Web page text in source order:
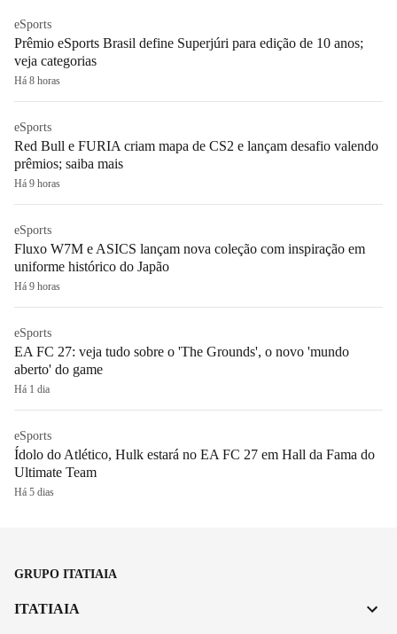
eSports
Prêmio eSports Brasil define Superjúri para edição de 10 anos;
veja categorias
Há 8 horas
eSports
Red Bull e FURIA criam mapa de CS2 e lançam desafio valendo
prêmios; saiba mais
Há 9 horas
eSports
Fluxo W7M e ASICS lançam nova coleção com inspiração em
uniforme histórico do Japão
Há 9 horas
eSports
EA FC 27: veja tudo sobre o 'The Grounds', o novo 'mundo
aberto' do game
Há 1 dia
eSports
Ídolo do Atlético, Hulk estará no EA FC 27 em Hall da Fama do
Ultimate Team
Há 5 dias
GRUPO ITATIAIA
ITATIAIA